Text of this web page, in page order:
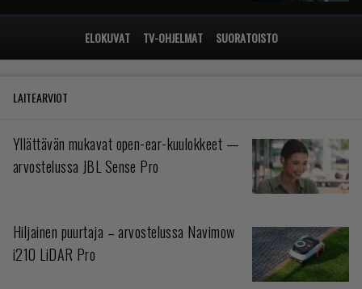
ELOKUVAT TV-OHJELMAT SUORATOISTO
LAITEARVIOT
Yllättävän mukavat open-ear-kuulokkeet —
arvostelussa JBL Sense Pro
Hiljainen puurtaja – arvostelussa Navimow
i210 LiDAR Pro